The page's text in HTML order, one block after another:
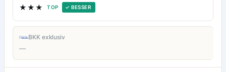
★★★ TOP ✓ BESSER
BKK exklusiv
—